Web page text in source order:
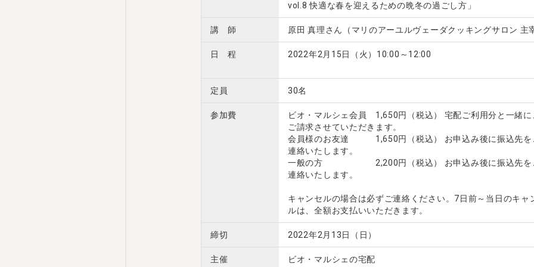
vol.8 快適な春を迎えるための晩冬の過ごし方」
講 師 原田 真理さん（マリのアーユルヴェーダクッキングサロン 主
日 程 2022年2月15日（火）10:00～12:00
定員 30名
参加費
ビオ・マルシェ会員 1,650円（税込） 宅配ご利用分と一緒に
ご請求させていただきます。
会員様のお友達 1,650円（税込） お申込み後に振込先を
連絡いたします。
一般の方 2,200円（税込） お申込み後に振込先を
連絡いたします。
キャンセルの場合は必ずご連絡ください。7日前～当日のキャ
ルは、全額お支払いいただきます。
締切 2022年2月13日（日）
主催 ビオ・マルシェの宅配